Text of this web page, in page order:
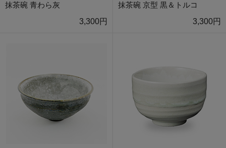
抹茶碗 青わら灰
3,300円
抹茶碗 京型 黒＆トルコ
3,300円